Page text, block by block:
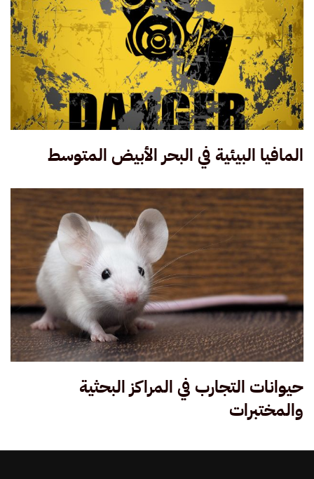
المافيا البيئية في البحر الأبيض المتوسط
حيوانات التجارب في المراكز البحثية
والمختبرات